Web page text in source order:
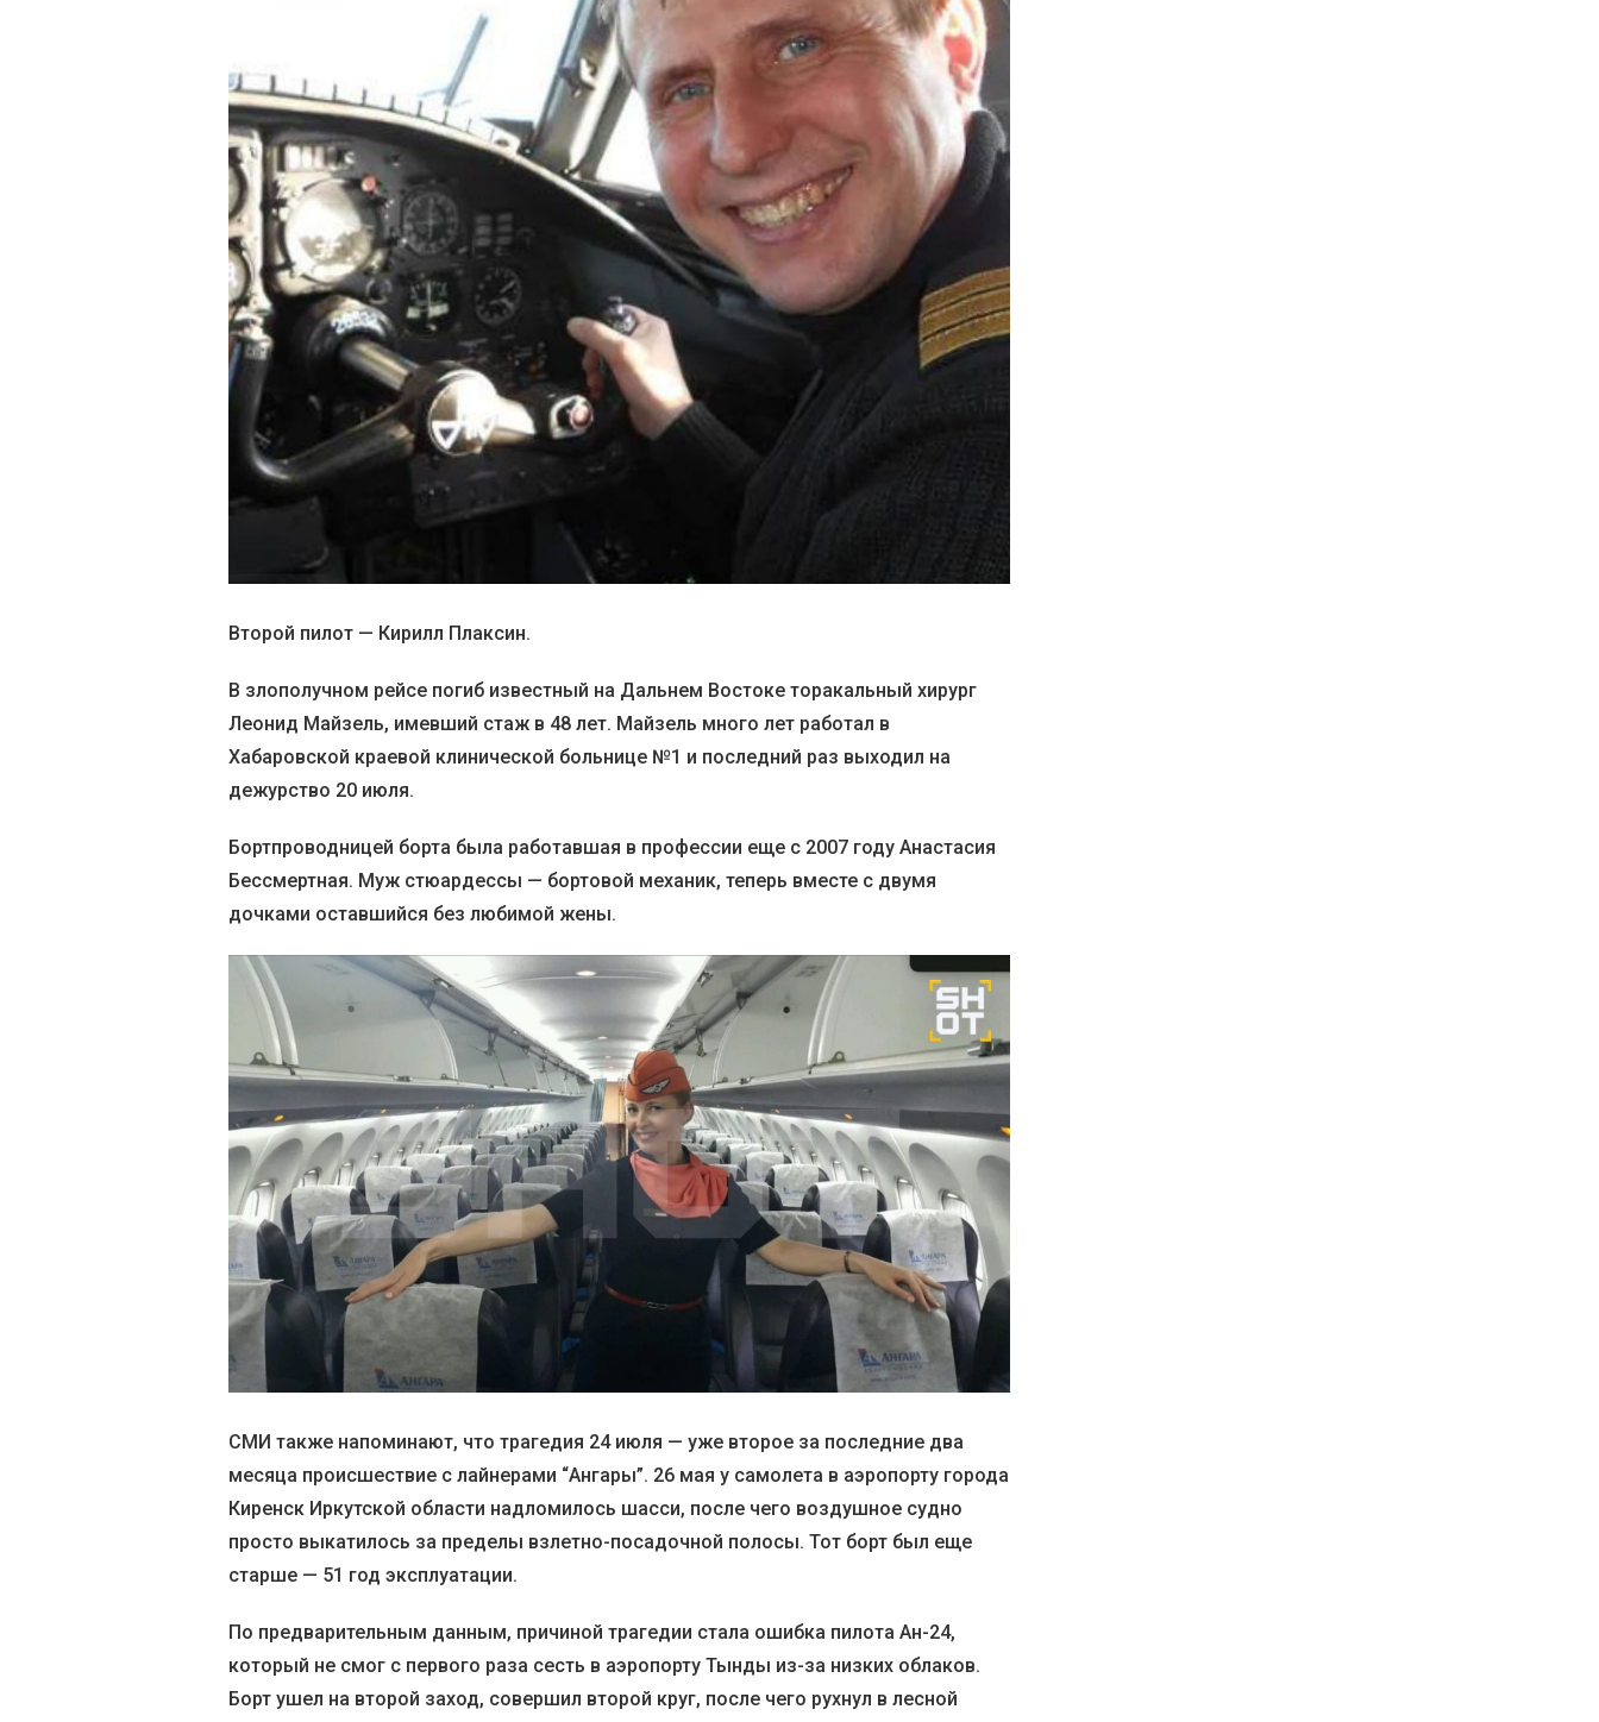
Второй пилот — Кирилл Плаксин.
В злополучном рейсе погиб известный на Дальнем Востоке торакальный хирург
Леонид Майзель, имевший стаж в 48 лет. Майзель много лет работал в
Хабаровской краевой клинической больнице №1 и последний раз выходил на
дежурство 20 июля.
Бортпроводницей борта была работавшая в профессии еще с 2007 году Анастасия
Бессмертная. Муж стюардессы — бортовой механик, теперь вместе с двумя
дочками оставшийся без любимой жены.
СМИ также напоминают, что трагедия 24 июля — уже второе за последние два
месяца происшествие с лайнерами “Ангары”. 26 мая у самолета в аэропорту города
Киренск Иркутской области надломилось шасси, после чего воздушное судно
просто выкатилось за пределы взлетно-посадочной полосы. Тот борт был еще
старше — 51 год эксплуатации.
По предварительным данным, причиной трагедии стала ошибка пилота Ан-24,
который не смог с первого раза сесть в аэропорту Тынды из-за низких облаков.
Борт ушел на второй заход, совершил второй круг, после чего рухнул в лесной